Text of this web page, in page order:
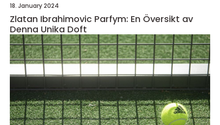
18. January 2024
Zlatan Ibrahimovic Parfym: En Översikt av
Denna Unika Doft